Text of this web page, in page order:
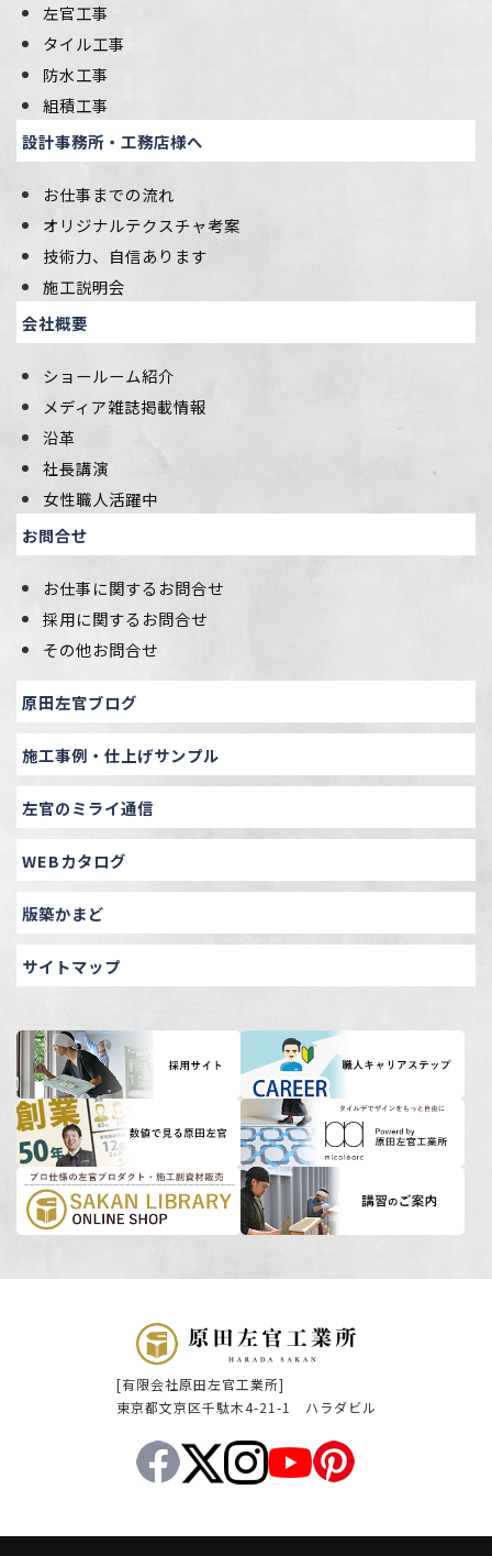
左官工事
タイル工事
防水工事
組積工事
設計事務所・工務店様へ
お仕事までの流れ
オリジナルテクスチャ考案
技術力、自信あります
施工説明会
会社概要
ショールーム紹介
メディア雑誌掲載情報
沿革
社長講演
女性職人活躍中
お問合せ
お仕事に関するお問合せ
採用に関するお問合せ
その他お問合せ
原田左官ブログ
施工事例・仕上げサンプル
左官のミライ通信
WEBカタログ
版築かまど
サイトマップ
[有限会社原田左官工業所]
東京都文京区千駄木4-21-1 ハラダビル